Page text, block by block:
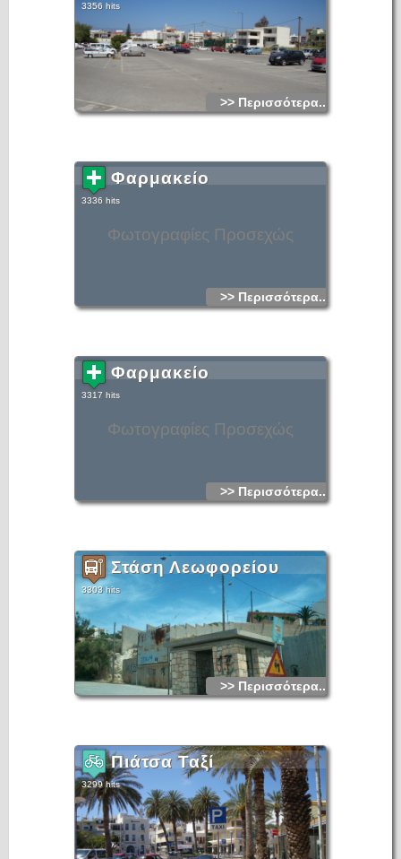
3356 hits
>> Περισσότερα...
Φωτογραφίες Προσεχώς
Φαρμακείο
3336 hits
>> Περισσότερα...
Φωτογραφίες Προσεχώς
Φαρμακείο
3317 hits
>> Περισσότερα...
Στάση Λεωφορείου
3303 hits
>> Περισσότερα...
Πιάτσα Ταξί
3299 hits